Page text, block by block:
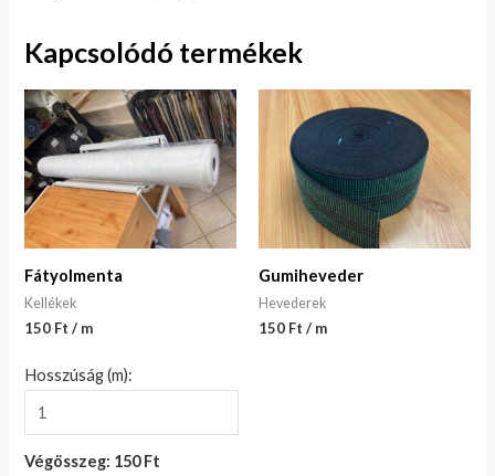
Kapcsolódó termékek
Fátyolmenta
Kellékek
150 Ft / m
Hosszúság (m):
Végösszeg: 150 Ft
Gumiheveder
Hevederek
150 Ft / m